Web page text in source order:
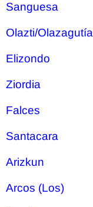
Sanguesa
Olazti/Olazagutía
Elizondo
Ziordia
Falces
Santacara
Arizkun
Arcos (Los)